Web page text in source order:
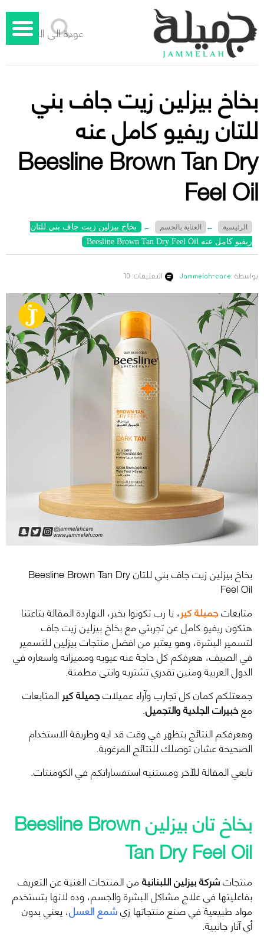
جميلة – دليل الليزر المنزلي
عودة الي الوراء
بخاخ بيزلين زيت جاف بني
للتان ريفيو كامل عنه
Beesline Brown Tan Dry
Feel Oil
الرئيسية ← العناية بالجسم ←
بخاخ بيزلين زيت جاف بني للتان
ريفيو كامل عنه Beesline Brown Tan Dry Feel Oil
بواسطة :Jammelah-care التعليقات: 10
بخاخ بيزلين زيت جاف بني للتان Beesline Brown Tan Dry
Feel Oil
متابعاتجميلة كير، يا رب تكونوا بخير، النهاردة المقالة بتاعتنا
هتكون ريفيو كامل عن تجربتي مع بخاخ بيزلين زيت جاف
لتسمير البشرة، وهو يعتبر من افضل منتجات بيزلين للتسمير
في الصيف، هعرفكم كل حاجة عنه عيوبه ومميزاته واسعاره في
الدول العربية ومنين تقدري تشتريه وانتى مطمنة.
جمعتلكم كمان كل تجارب وآراء عميلاتجميلة كير المتابعات
معخبيرات الجلدية والتجميل.
وهعرفكم النتائج بتظهر في وقت قد ايه وطريقة الاستخدام
الصحيحة عشان توصلك للنتائج المرغوبة.
تابعي المقالة للآخر ومستنيه استفساراتكم في الكومنتات.
بخاخ تان بيزلين Beesline Brown
Tan Dry Feel Oil
منتجاتشركة بيزلين اللبنانيةمن المنتجات الغنية عن التعريف
بفاعليتها في علاج مشاكل البشرة والجسم، وده لانها بتستخدم
مواد طبيعية في صنع منتجاتها زيشمع العسل، يعني بدون
أي آثار جانبية.